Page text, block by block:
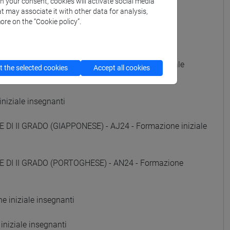
iniziale insegnanti
iniziale insegnanti
DI II GRADO (RUSSO) - AE24 - Formazione iniziale
iniziale insegnanti
DI II GRADO (GIAPPONESE) - AJ24 - Formazione iniziale
DI II GRADO (PORTOGHESE) - AN24 - Formazione
iniziale insegnanti
iniziale insegnanti
may associate it with other data for analysis,
on the “Cookie policy”.
the selected cookies Accept all cookies